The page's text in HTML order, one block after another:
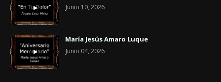
Junio 10, 2026
María Jesús Amaro Luque
Junio 04, 2026